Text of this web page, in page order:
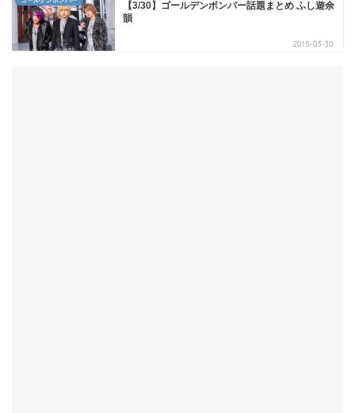
【3/30】ゴールデンボンバー話題まとめ ふし遊余
韻
2015-03-30